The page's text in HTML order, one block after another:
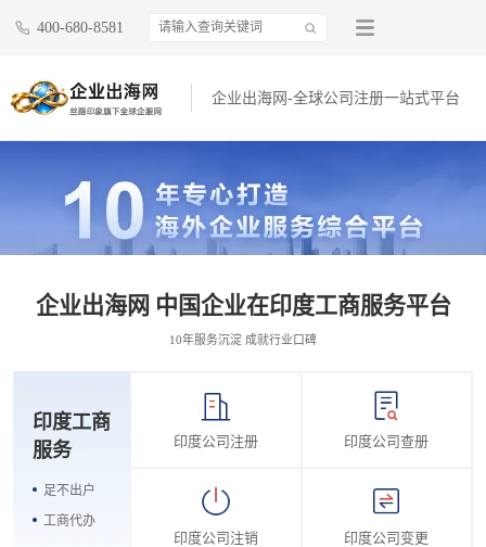
400-680-8581
企业出海网-全球公司注册一站式平台
企业出海网 中国企业在印度工商服务平台
10年服务沉淀 成就行业口碑
印度工商
服务
足不出户
工商代办
印度公司注册 印度公司查册
印度公司注销 印度公司变更